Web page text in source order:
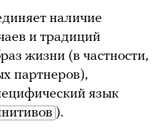
наличие
и традиций
жизни (в частности,
партнеров),
язык
).